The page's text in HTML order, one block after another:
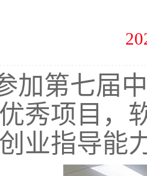
加第七届
秀项目，
业指导能